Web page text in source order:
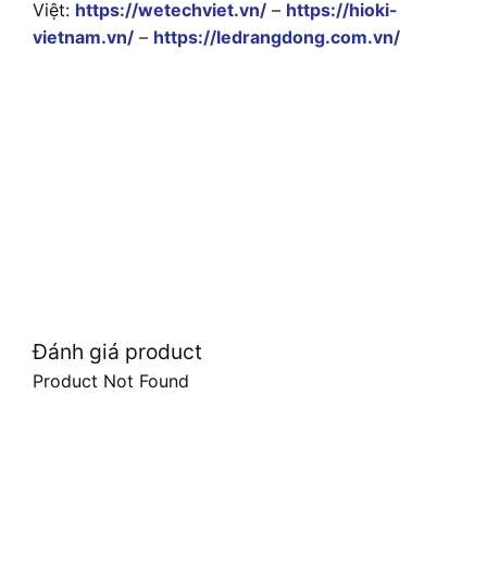
Việt: https://wetechviet.vn/ – https://hioki-
vietnam.vn/ – https://ledrangdong.com.vn/
Đánh giá product
Product Not Found